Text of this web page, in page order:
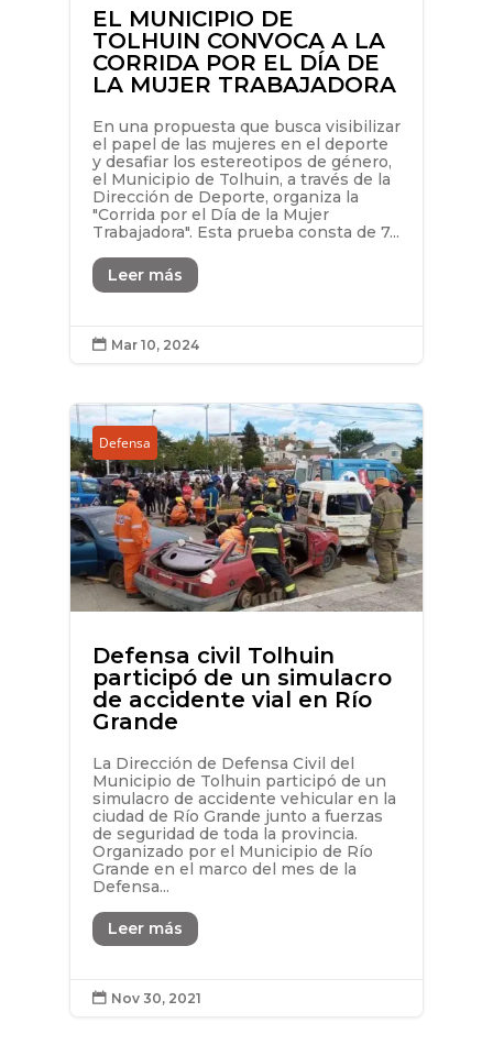
EL MUNICIPIO DE
TOLHUIN CONVOCA A LA
CORRIDA POR EL DÍA DE
LA MUJER TRABAJADORA
En una propuesta que busca visibilizar
el papel de las mujeres en el deporte
y desafiar los estereotipos de género,
el Municipio de Tolhuin, a través de la
Dirección de Deporte, organiza la
"Corrida por el Día de la Mujer
Trabajadora". Esta prueba consta de 7...
Leer más
 Mar 10, 2024
Defensa
Defensa civil Tolhuin
participó de un simulacro
de accidente vial en Río
Grande
La Dirección de Defensa Civil del
Municipio de Tolhuin participó de un
simulacro de accidente vehicular en la
ciudad de Río Grande junto a fuerzas
de seguridad de toda la provincia.
Organizado por el Municipio de Río
Grande en el marco del mes de la
Defensa...
Leer más
 Nov 30, 2021